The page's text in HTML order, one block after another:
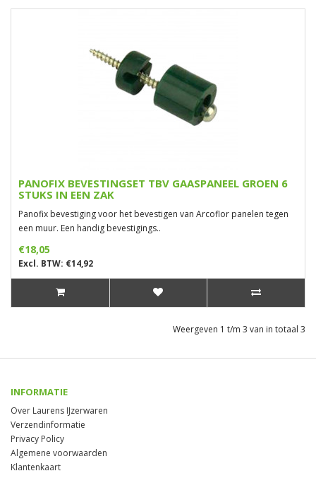
PANOFIX BEVESTINGSET TBV GAASPANEEL GROEN 6
STUKS IN EEN ZAK
Panofix bevestiging voor het bevestigen van Arcoflor panelen tegen
een muur. Een handig bevestigings..
€18,05
Excl. BTW: €14,92
Weergeven 1 t/m 3 van in totaal 3
INFORMATIE
Over Laurens IJzerwaren
Verzendinformatie
Privacy Policy
Algemene voorwaarden
Klantenkaart